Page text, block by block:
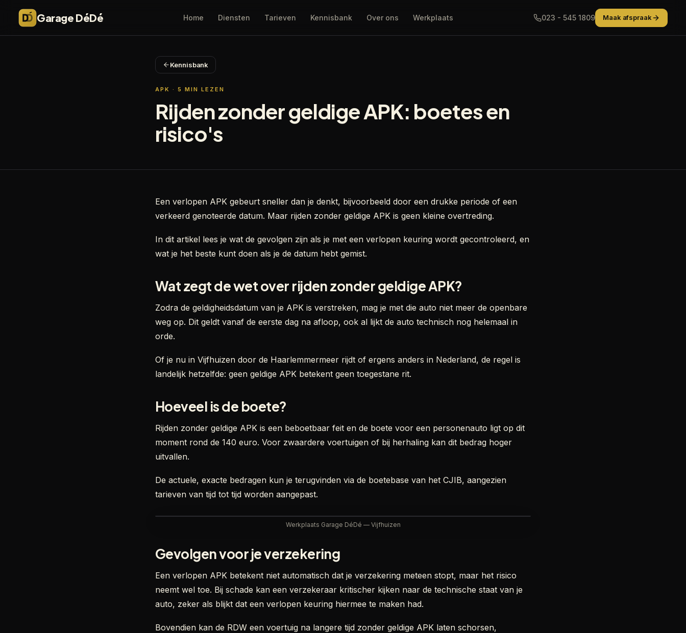
Garage DéDé Home Diensten Tarieven Kennisbank Over ons Werkplaats 023 - 545 1809 Maak afspraak
Kennisbank
APK · 5 MIN LEZEN
Rijden zonder geldige APK: boetes en
risico's
Een verlopen APK gebeurt sneller dan je denkt, bijvoorbeeld door een drukke periode of een
verkeerd genoteerde datum. Maar rijden zonder geldige APK is geen kleine overtreding.
In dit artikel lees je wat de gevolgen zijn als je met een verlopen keuring wordt gecontroleerd, en
wat je het beste kunt doen als je de datum hebt gemist.
Wat zegt de wet over rijden zonder geldige APK?
Zodra de geldigheidsdatum van je APK is verstreken, mag je met die auto niet meer de openbare
weg op. Dit geldt vanaf de eerste dag na afloop, ook al lijkt de auto technisch nog helemaal in
orde.
Of je nu in Vijfhuizen door de Haarlemmermeer rijdt of ergens anders in Nederland, de regel is
landelijk hetzelfde: geen geldige APK betekent geen toegestane rit.
Hoeveel is de boete?
Rijden zonder geldige APK is een beboetbaar feit en de boete voor een personenauto ligt op dit
moment rond de 140 euro. Voor zwaardere voertuigen of bij herhaling kan dit bedrag hoger
uitvallen.
De actuele, exacte bedragen kun je terugvinden via de boetebase van het CJIB, aangezien
tarieven van tijd tot tijd worden aangepast.
Werkplaats Garage DéDé — Vijfhuizen
Gevolgen voor je verzekering
Een verlopen APK betekent niet automatisch dat je verzekering meteen stopt, maar het risico
neemt wel toe. Bij schade kan een verzekeraar kritischer kijken naar de technische staat van je
auto, zeker als blijkt dat een verlopen keuring hiermee te maken had.
Bovendien kan de RDW een voertuig na langere tijd zonder geldige APK laten schorsen,